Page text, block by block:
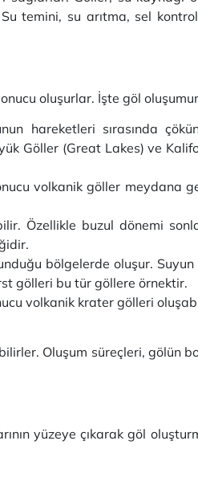
temini, su arıtma, sel
oluşurlar. İşte göl
hareketleri sırasında
Göller (Great Lakes) ve
volkanik göller meydana
Özellikle buzul dönemi
bölgelerde oluşur. Suyun
gölleri bu tür göllere örnektir.
volkanik krater gölleri
Oluşum süreçleri, gölün
yüzeye çıkarak göl